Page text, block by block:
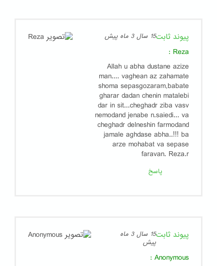
پیوند ثابت15 سال 3 ماه پیش
Reza
:
Allah u abha dustane azize
man.... vaghean az zahamate
shoma sepasgozaram,babate
gharar dadan chenin matalebi
dar in sit...cheghadr ziba vasv
nemodand jenabe n.saiedi... va
cheghadr delneshin farmodand
jamale aghdase abha..!!! ba
arze mohabat va sepase
faravan. Reza.r
پاسخ
پیوند ثابت
15 سال 3 ماه
پیش
Anonymous
: